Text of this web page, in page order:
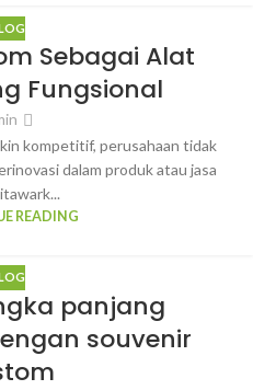
Sebagai Alat
Fungsional
kompetitif, perusahaan tidak
dalam produk atau jasa
READING
panjang
souvenir